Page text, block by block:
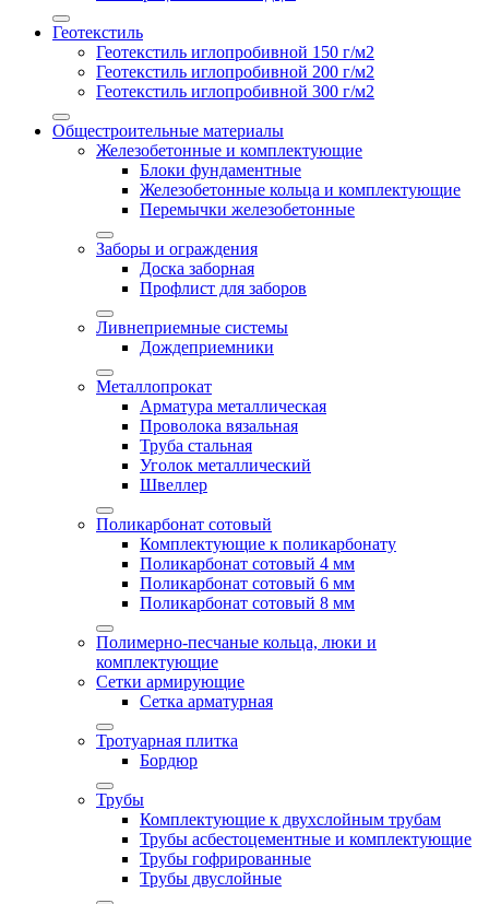
Геотекстиль
Геотекстиль иглопробивной 150 г/м2
Геотекстиль иглопробивной 200 г/м2
Геотекстиль иглопробивной 300 г/м2
Общестроительные материалы
Железобетонные и комплектующие
Блоки фундаментные
Железобетонные кольца и комплектующие
Перемычки железобетонные
Заборы и ограждения
Доска заборная
Профлист для заборов
Ливнеприемные системы
Дождеприемники
Металлопрокат
Арматура металлическая
Проволока вязальная
Труба стальная
Уголок металлический
Швеллер
Поликарбонат сотовый
Комплектующие к поликарбонату
Поликарбонат сотовый 4 мм
Поликарбонат сотовый 6 мм
Поликарбонат сотовый 8 мм
Полимерно-песчаные кольца, люки и
комплектующие
Сетки армирующие
Сетка арматурная
Тротуарная плитка
Бордюр
Трубы
Комплектующие к двухслойным трубам
Трубы асбестоцементные и комплектующие
Трубы гофрированные
Трубы двуслойные